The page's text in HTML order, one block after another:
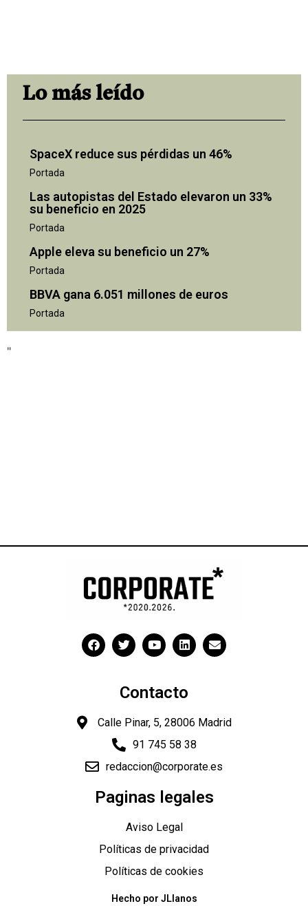
Lo más leído
SpaceX reduce sus pérdidas un 46%
Portada
Las autopistas del Estado elevaron un 33%
su beneficio en 2025
Portada
Apple eleva su beneficio un 27%
Portada
BBVA gana 6.051 millones de euros
Portada
"
Contacto
Calle Pinar, 5, 28006 Madrid
91 745 58 38
redaccion@corporate.es
Paginas legales
Aviso Legal
Políticas de privacidad
Políticas de cookies
Hecho por JLlanos